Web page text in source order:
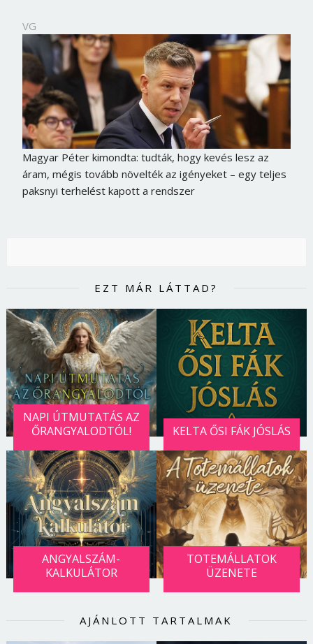
VG
Magyar Péter kimondta: tudták, hogy kevés lesz az
áram, mégis tovább növelték az igényeket – egy teljes
paksnyi terhelést kapott a rendszer
EZT MÁR LÁTTAD?
NAPI ÚTMUTATÁS AZ
ŐRANGYALODTÓL!
KELTA ŐSI FÁK JÓSLÁS
ANGYALSZÁM-
KALKULÁTOR
TOTEMÁLLATOK
ÜZENETE
AJÁNLOTT TARTALMAK